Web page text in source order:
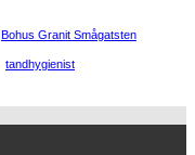
Bohus Granit Smågatsten
tandhygienist